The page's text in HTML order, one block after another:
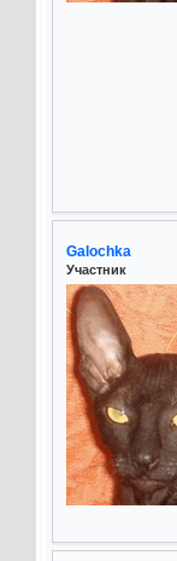
Galochka
Участник